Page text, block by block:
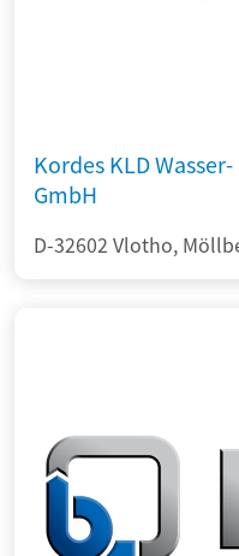
Kordes KLD
GmbH
D-32602 Vlotho,